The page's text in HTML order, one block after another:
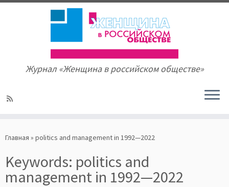
to
Журнал «Женщина в российском обществе»
Главная » politics and management in 1992—2022
Keywords: politics and
management in 1992—2022